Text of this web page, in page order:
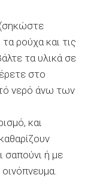
ρούχα και τις
τα υλικά σε
στο
νερό άνω των
και
σαπούνι ή με